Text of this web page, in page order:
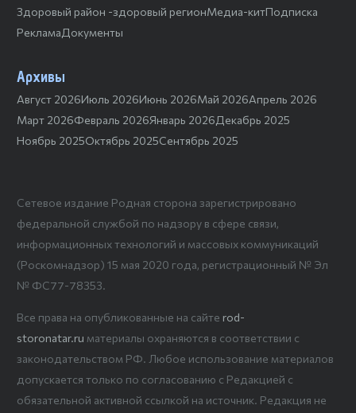
Здоровый район -здоровый регионМедиа-китПодписка
РекламаДокументы
Архивы
Август 2026Июль 2026Июнь 2026Май 2026Апрель 2026
Март 2026Февраль 2026Январь 2026Декабрь 2025
Ноябрь 2025Октябрь 2025Сентябрь 2025
Сетевое издание Родная сторона зарегистрировано
федеральной службой по надзору в сфере связи,
информационных технологий и массовых коммуникаций
(Роскомнадзор) 15 мая 2020 года, регистрационный № Эл
№ ФС77-78353.
Все права на опубликованные на сайте rod-
storonatar.ru материалы охраняются в соответствии с
законодательством РФ. Любое использование материалов
допускается только по согласованию с Редакцией с
обязательной активной ссылкой на источник. Редакция не